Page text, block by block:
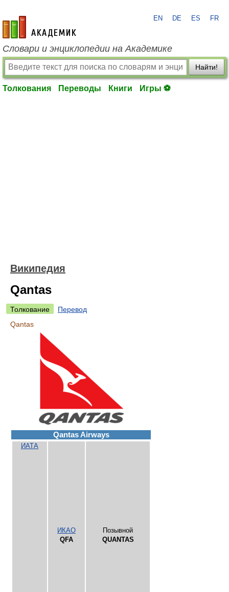
academic.ru
EN DE ES FR
Словари и энциклопедии на Академике
Найти!
Толкования Переводы Книги Игры ⚽
Википедия
Qantas
Толкование
Перевод
Qantas
Qantas Airways
ИАТА
ИКАО
QFA
Позывной
QUANTAS